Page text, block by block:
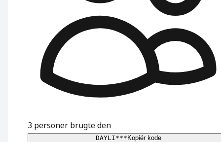
3 personer brugte den
DAYLI***Kopiér kode